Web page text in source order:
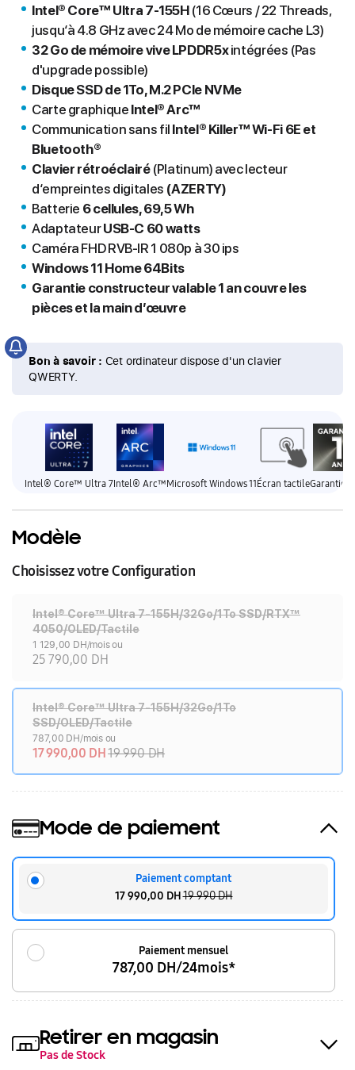
Intel® Core™ Ultra 7-155H(16 Cœurs / 22 Threads,
jusqu‘à 4.8 GHz avec 24 Mo de mémoire cache L3)
32 Go de mémoire vive LPDDR5xintégrées (Pas
d'upgrade possible)
Disque SSD de 1To, M.2 PCIe NVMe
Carte graphique Intel® Arc™
Communication sans fil Intel® Killer™ Wi-Fi 6E et
Bluetooth®
Clavier rétroéclairé(Platinum) avec lecteur
d‘empreintes digitales (AZERTY)
Batterie 6 cellules, 69,5 Wh
AdaptateurUSB-C 60 watts
Caméra FHD RVB-IR 1 080p à 30 ips
Windows 11 Home 64Bits
Garantie constructeur valable 1 an couvre les
pièces et la main d’œuvre
Bon à savoir : Cet ordinateur dispose d'un clavier
QWERTY.
Intel® Core™ Ultra 7 Intel® Arc™ Microsoft Windows 11 Écran tactileGarantie 1
Modèle
Choisissez votre Configuration
Intel® Core™ Ultra 7-155H/32Go/1To SSD/RTX™
4050/OLED/Tactile
1 129,00 DH/mois ou
25 790,00 DH
Intel® Core™ Ultra 7-155H/32Go/1To
SSD/OLED/Tactile
787,00 DH/mois ou
17 990,00 DH19 990 DH
Mode de paiement
Paiement comptant
17 990,00 DH19 990 DH
Paiement mensuel
787,00 DH/24mois*
Retirer en magasin
Pas de Stock